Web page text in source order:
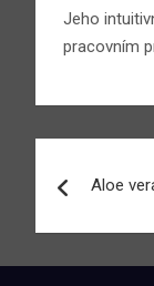
Jeho
pracovním
pro
Aloe